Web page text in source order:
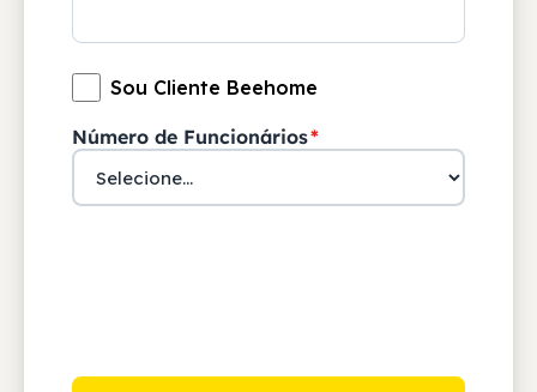
Sou Cliente Beehome
Número de Funcionários*